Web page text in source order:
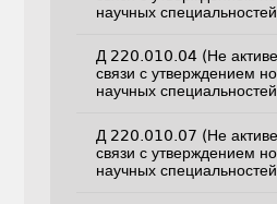
научных
Д 220.010.04 (Не
связи с утверждением
научных
Д 220.010.07 (Не
связи с утверждением
научных